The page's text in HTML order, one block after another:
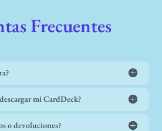
Frecuentes
mi CardDeck?
o devoluciones?